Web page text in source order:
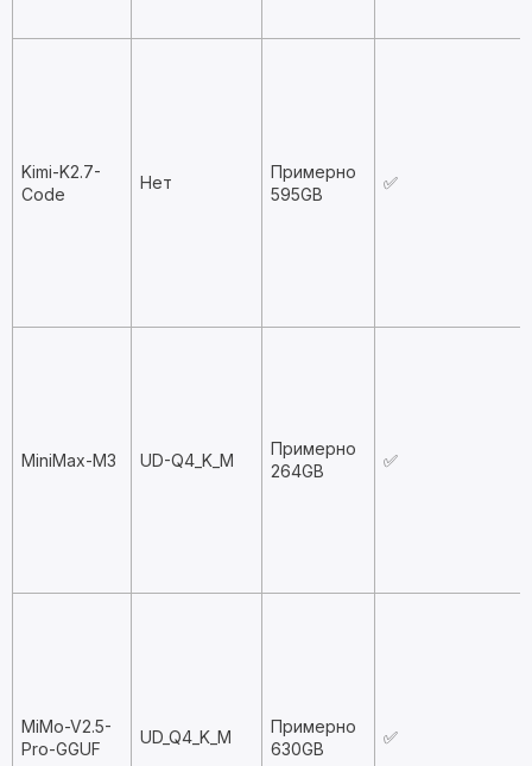
Kimi-K2.7-
Code
Нет
Примерно
595GB
✅
MiniMax-M3 UD-Q4_K_M
Примерно
264GB
✅
MiMo-V2.5-
Pro-GGUF
UD_Q4_K_M
Примерно
630GB
✅